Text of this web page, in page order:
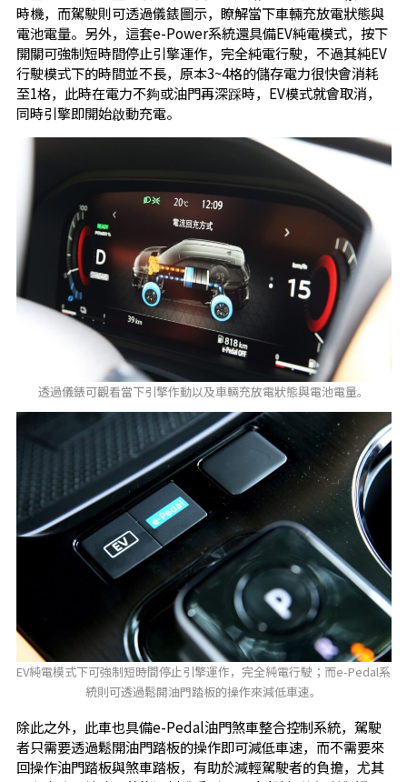
時機，而駕駛則可透過儀錶圖示，瞭解當下車輛充放電狀態與
電池電量。另外，這套e-Power系統還具備EV純電模式，按下
開關可強制短時間停止引擎運作，完全純電行駛，不過其純EV
行駛模式下的時間並不長，原本3~4格的儲存電力很快會消耗
至1格，此時在電力不夠或油門再深踩時，EV模式就會取消，
同時引擎即開始啟動充電。
透過儀錶可觀看當下引擎作動以及車輛充放電狀態與電池電量。
EV純電模式下可強制短時間停止引擎運作，完全純電行駛；而e-Pedal系
統則可透過鬆開油門踏板的操作來減低車速。
除此之外，此車也具備e-Pedal油門煞車整合控制系統，駕駛
者只需要透過鬆開油門踏板的操作即可減低車速，而不需要來
回操作油門踏板與煞車踏板，有助於減輕駕駛者的負擔，尤其